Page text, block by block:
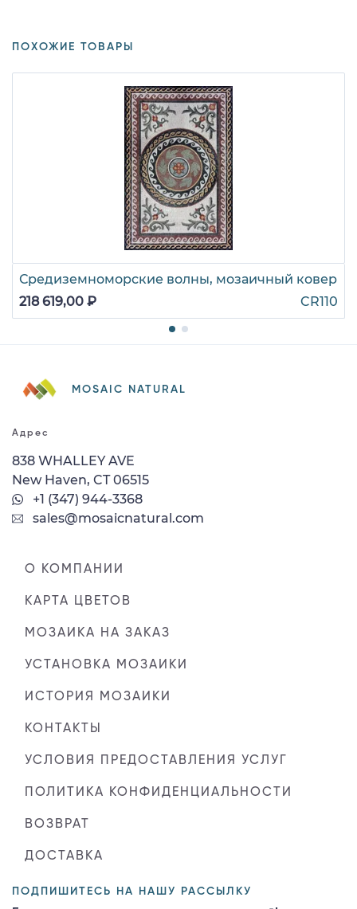
ПОХОЖИЕ ТОВАРЫ
Средиземноморские волны, мозаичный ковер
218 619,00 ₽
CR110
MOSAIC NATURAL
Адрес
838 WHALLEY AVE
New Haven, CT 06515
+1 (347) 944-3368
sales@mosaicnatural.com
О КОМПАНИИ
КАРТА ЦВЕТОВ
МОЗАИКА НА ЗАКАЗ
УСТАНОВКА МОЗАИКИ
ИСТОРИЯ МОЗАИКИ
КОНТАКТЫ
УСЛОВИЯ ПРЕДОСТАВЛЕНИЯ УСЛУГ
ПОЛИТИКА КОНФИДЕНЦИАЛЬНОСТИ
ВОЗВРАТ
ДОСТАВКА
ПОДПИШИТЕСЬ НА НАШУ РАССЫЛКУ